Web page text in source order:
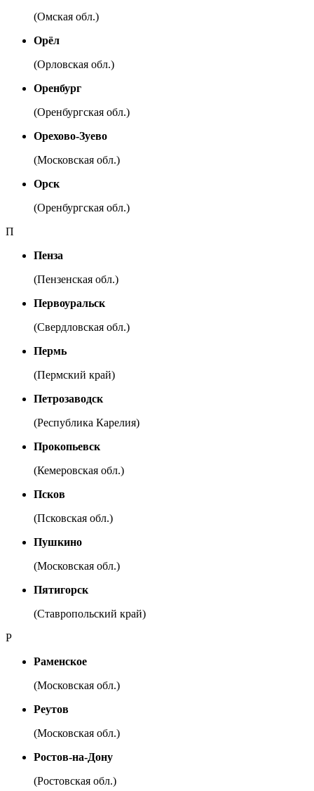
(Омская обл.)
Орёл
(Орловская обл.)
Оренбург
(Оренбургская обл.)
Орехово-Зуево
(Московская обл.)
Орск
(Оренбургская обл.)
П
Пенза
(Пензенская обл.)
Первоуральск
(Свердловская обл.)
Пермь
(Пермский край)
Петрозаводск
(Республика Карелия)
Прокопьевск
(Кемеровская обл.)
Псков
(Псковская обл.)
Пушкино
(Московская обл.)
Пятигорск
(Ставропольский край)
Р
Раменское
(Московская обл.)
Реутов
(Московская обл.)
Ростов-на-Дону
(Ростовская обл.)